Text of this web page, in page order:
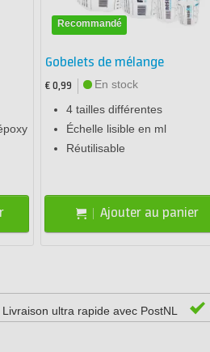
Recommandé
Gobelets de mélange
€ 0,99
En stock
4 tailles différentes
Échelle lisible en ml
Réutilisable
Ajouter au panier
Livraison ultra rapide avec PostNL